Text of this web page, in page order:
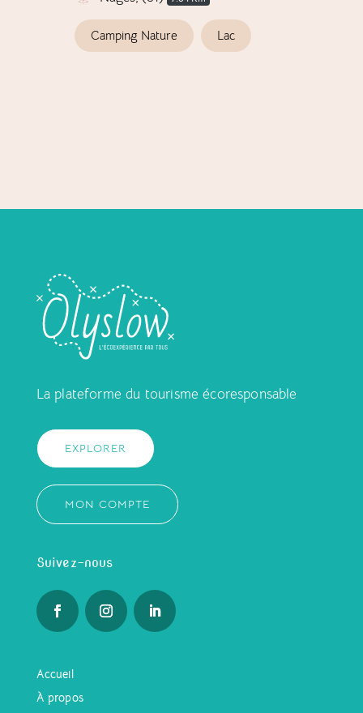
Camping Nature Lac
La plateforme du tourisme écoresponsable
EXPLORER
MON COMPTE
Suivez-nous
Accueil
À propos